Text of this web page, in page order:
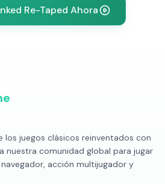
Re-Taped Ahora
los juegos clásicos reinventados con
nuestra comunidad global para jugar
acción multijugador y